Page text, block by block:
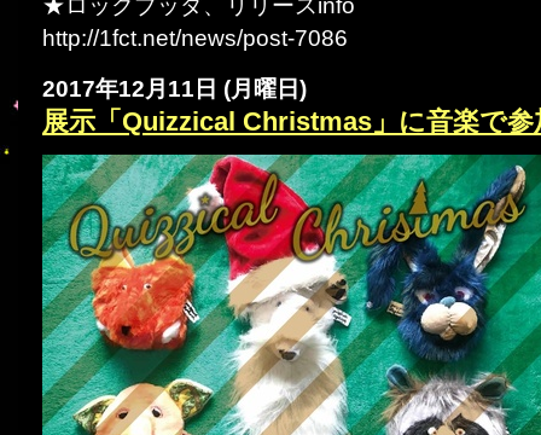
★ロックブッダ、リリースinfo
http://1fct.net/news/post-7086
2017年12月11日 (月曜日)
展示「Quizzical Christmas」に音楽で